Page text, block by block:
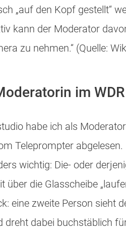
„auf den Kopf gestellt“
kann der Moderator
zu nehmen.“ (Quelle:
im
habe ich als
Teleprompter
wichtig: Die- oder
die Glasscheibe
eine zweite Person sieht
dabei buchstäblich für